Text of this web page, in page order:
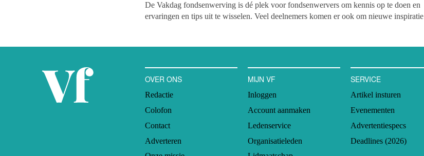
De Vakdag fondsenwerving is dé plek voor fondsenwervers om kennis op te doen en
ervaringen en tips uit te wisselen. Veel deelnemers komen er ook om nieuwe inspiratie
OVER ONS
Redactie
Colofon
Contact
Adverteren
MIJN VF
Inloggen
Account aanmaken
Ledenservice
Organisatieleden
SERVICE
Artikel insturen
Evenementen
Advertentiespecs
Deadlines (2026)